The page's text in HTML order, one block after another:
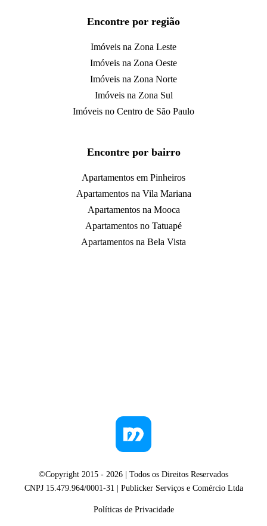
Encontre por região
Imóveis na Zona Leste
Imóveis na Zona Oeste
Imóveis na Zona Norte
Imóveis na Zona Sul
Imóveis no Centro de São Paulo
Encontre por bairro
Apartamentos em Pinheiros
Apartamentos na Vila Mariana
Apartamentos na Mooca
Apartamentos no Tatuapé
Apartamentos na Bela Vista
©Copyright 2015 - 2026 | Todos os Direitos Reservados
CNPJ 15.479.964/0001-31 | Publicker Serviços e Comércio Ltda
Políticas de Privacidade